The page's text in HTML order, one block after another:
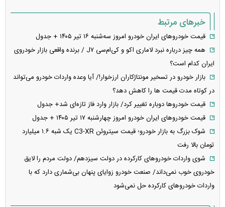
خبرهای مرتبط
قیمت خودرو‌های ایران خودرو امروز سه‌شنبه ۱۶ تیر ۱۴۰۵ + جدول
همه چیز درباره نبرد لاماری اکو و کی‌ام‌سی J۷ / برنده واقعی بازار خودروی
ایران کدام است؟
بازار خودرو در تسخیر مونتاژکاران ارزخوار!/ آیا وعده واردات خودرو می‌تواند
در کوتاه مدت قیمت‌ ها را کاهش دهد؟
قیمت خودرو‌ها دوباره تغییر کرد/ بازار وارد فاز تازه‌ای شد+ جدول
قیمت خودرو‌های ایران خودرو امروز چهارشنبه ۱۷ تیر ۱۴۰۵ + جدول
شوک بزرگ به بازار خودرو؛ قیمت سیتروئن C3-XR یک شبه ۱.۶ میلیارد
تومان بالا رفت
شوی واردات خودروهای کارکرده در دولت سیزدهم/ دولت مردم را لایق
خودروی خوب نمی‌داند/ صنعت خودرو زوایای پنهان بی‌شماری دارد که با
واردات خودرو‌های کارکرده حل نمی‌شود